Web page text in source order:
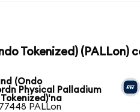
Tokenized) (PALLon)
(Ondo
Physical Palladium
PALLon